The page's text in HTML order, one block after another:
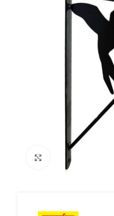
Click to enlarge